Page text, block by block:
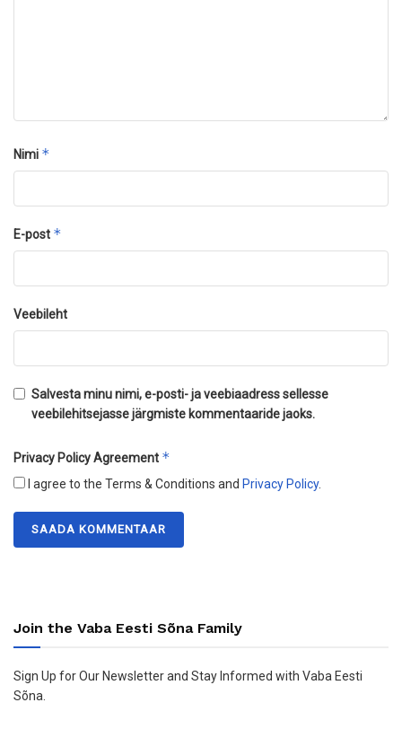
Nimi *
E-post *
Veebileht
Salvesta minu nimi, e-posti- ja veebiaadress sellesse
veebilehitsejasse järgmiste kommentaaride jaoks.
Privacy Policy Agreement *
I agree to the Terms & Conditions and Privacy Policy.
Join the Vaba Eesti Sõna Family
Sign Up for Our Newsletter and Stay Informed with Vaba Eesti
Sõna.